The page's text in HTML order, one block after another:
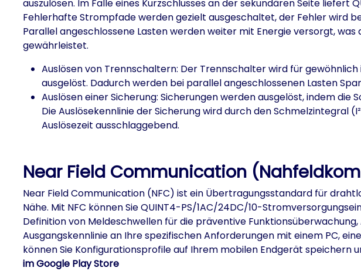
auszulösen. Im Falle eines Kurzschlusses an der sekundären Seite liefert
Fehlerhafte Strompfade werden gezielt ausgeschaltet, der Fehler wird
Parallel angeschlossene Lasten werden weiter mit Energie versorgt,
gewährleistet.
Auslösen von Trennschaltern: Der Trennschalter wird für
ausgelöst. Dadurch werden bei parallel angeschlossenen Lasten
Auslösen einer Sicherung: Sicherungen werden ausgelöst, indem
Die Auslösekennlinie der Sicherung wird durch den Schmelzintegral
Auslösezeit ausschlaggebend.
Near Field Communication
Near Field Communication (NFC) ist ein Übertragungsstandard für
Nähe. Mit NFC können Sie QUINT4-PS/1AC/24DC/10-
Definition von Meldeschwellen für die präventive
Ausgangskennlinie an Ihre spezifischen Anforderungen mit einem PC,
können Sie Konfigurationsprofile auf Ihrem mobilen Endgerät speichern
im Google Play Store